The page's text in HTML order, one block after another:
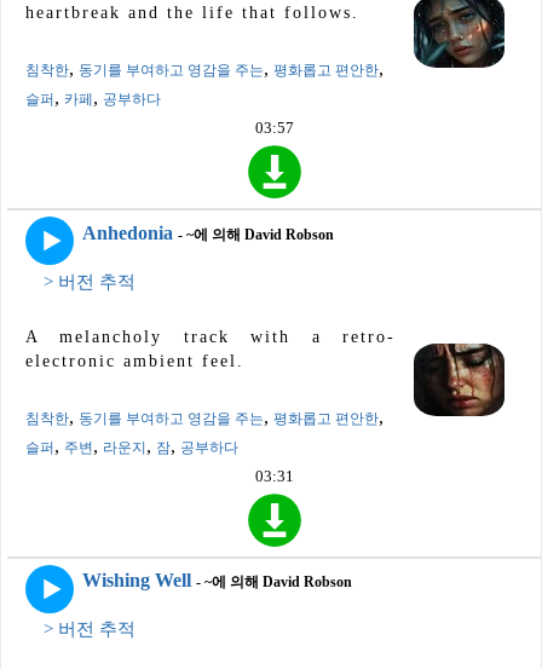
heartbreak and the life that follows.
침착한, 동기를 부여하고 영감을 주는, 평화롭고 편안한,
슬퍼 , 카페 , 공부하다
03:57
Anhedonia - ~에 의해 David Robson
> 버전 추적
A melancholy track with a retro-
electronic ambient feel.
침착한, 동기를 부여하고 영감을 주는, 평화롭고 편안한,
슬퍼, 주변, 라운지, 잠, 공부하다
03:31
Wishing Well - ~에 의해 David Robson
> 버전 추적